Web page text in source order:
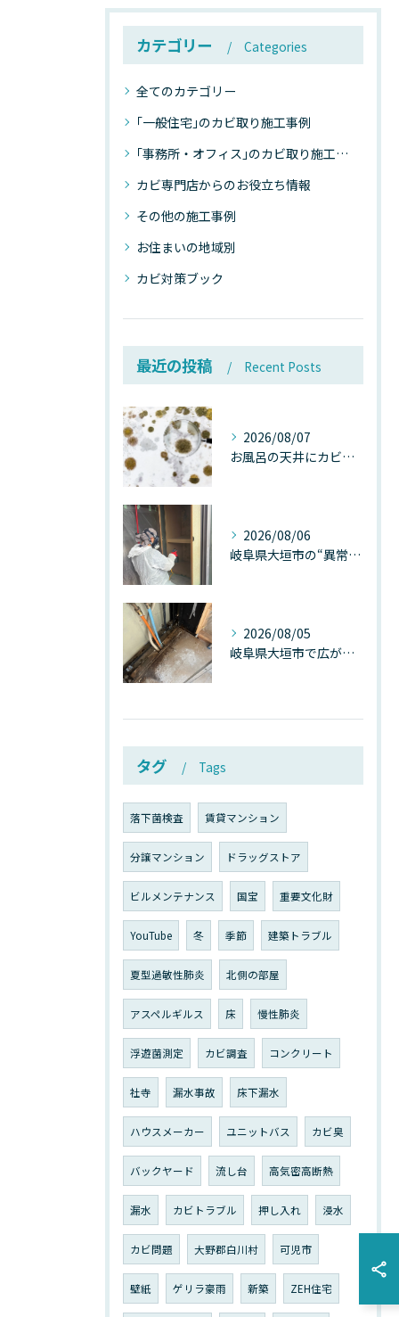
カテゴリー Categories
全てのカテゴリー
｢一般住宅｣のカビ取り施工事例
｢事務所・オフィス｣のカビ取り施工事例
カビ専門店からのお役立ち情報
その他の施工事例
お住まいの地域別
カビ対策ブック
最近の投稿 Recent Posts
2026/08/07
お風呂の天井にカビが生えたら要注意！2026年8月の猛暑・高湿度で急増する浴室カビの原因と正しい対策
2026/08/06
岐阜県大垣市の“異常に高い気温”が建物内部を腐らせる──深層カビが爆発的に増える本当の理由
2026/08/05
岐阜県大垣市で広がる“深層カビ汚染”──なぜ除カビが必要なのか、建物内部で起きている見えない危機
タグ Tags
落下菌検査 賃貸マンション
分譲マンション ドラッグストア
ビルメンテナンス 国宝 重要文化財
YouTube 冬 季節 建築トラブル
夏型過敏性肺炎 北側の部屋
アスペルギルス 床 慢性肺炎
浮遊菌測定 カビ調査 コンクリート
社寺 漏水事故 床下漏水
ハウスメーカー ユニットバス カビ臭
バックヤード 流し台 高気密高断熱
漏水 カビトラブル 押し入れ 浸水
カビ問題 大野郡白川村 可児市
壁紙 ゲリラ豪雨 新築 ZEH住宅